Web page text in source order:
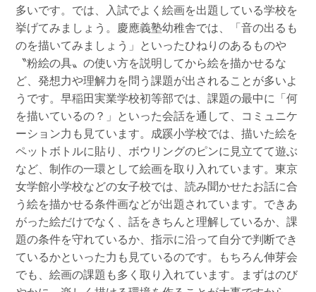
多いです。では、入試でよく絵画を出題している学校を
挙げてみましょう。慶應義塾幼稚舎では、「音の出るも
のを描いてみましょう」といったひねりのあるものや
〝粉絵の具〟の使い方を説明してから絵を描かせるな
ど、発想力や理解力を問う課題が出されることが多いよ
うです。早稲田実業学校初等部では、課題の最中に「何
を描いているの？」といった会話を通して、コミュニケ
ーション力も見ています。成蹊小学校では、描いた絵を
ペットボトルに貼り、ボウリングのピンに見立てて遊ぶ
など、制作の一環として絵画を取り入れています。東京
女学館小学校などの女子校では、読み聞かせたお話に合
う絵を描かせる条件画などが出題されています。できあ
がった絵だけでなく、話をきちんと理解しているか、課
題の条件を守れているか、指示に沿って自分で判断でき
ているかといった力も見ているのです。もちろん伸芽会
でも、絵画の課題も多く取り入れています。まずはのび